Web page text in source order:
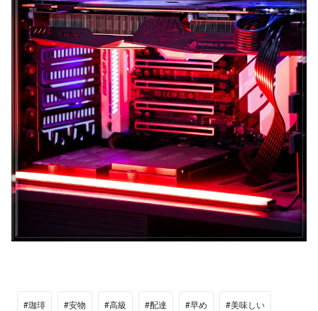
#珈琲 #安物 #高級 #配達 #早め #美味しい